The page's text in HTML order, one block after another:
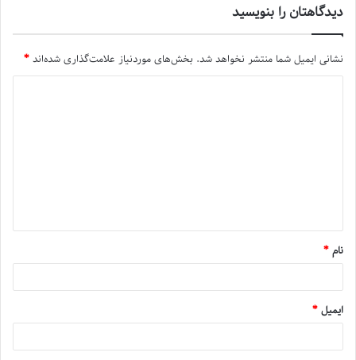
دیدگاهتان را بنویسید
نشانی ایمیل شما منتشر نخواهد شد. بخش‌های موردنیاز علامت‌گذاری شده‌اند*
نام*
ایمیل*